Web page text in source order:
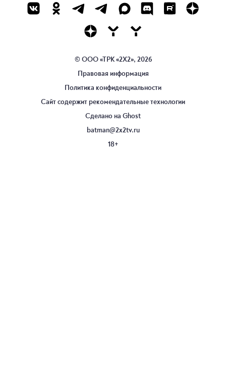
© ООО «ТРК «2Х2», 2026
Правовая информация
Политика конфиденциальности
Сайт содержит рекомендательные технологии
Сделано на Ghost
batman@2x2tv.ru
18+